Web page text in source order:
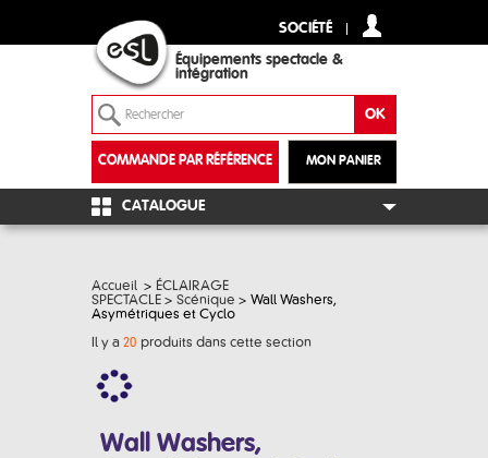
SOCIÉTÉ
Équipements spectacle &
intégration
MON PANIER
COMMANDE PAR RÉFÉRENCE
+
CATALOGUE
Accueil > ÉCLAIRAGE
SPECTACLE > Scénique > Wall Washers,
Asymétriques et Cyclo
Il y a 20 produits dans cette section
Wall Washers,